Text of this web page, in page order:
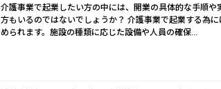
介護事業で起業したい方の中には、開業の具体的な手順や
方もいるのではないでしょうか？ 介護事業で起業する為
められます。施設の種類に応じた設備や人員の確保...